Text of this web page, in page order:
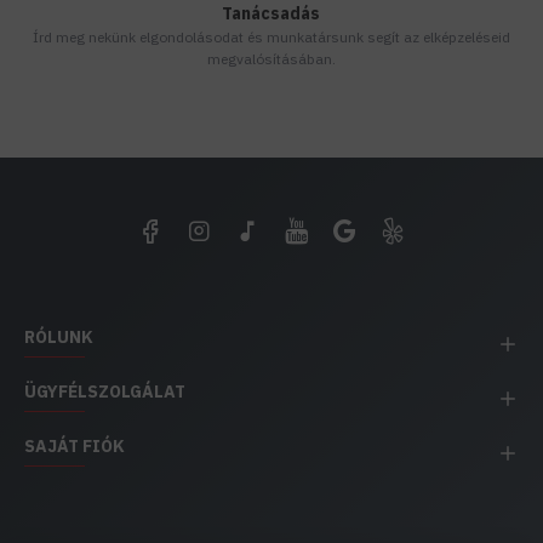
Tanácsadás
Írd meg nekünk elgondolásodat és munkatársunk segít az elképzeléseid
megvalósításában.
RÓLUNK
ÜGYFÉLSZOLGÁLAT
SAJÁT FIÓK